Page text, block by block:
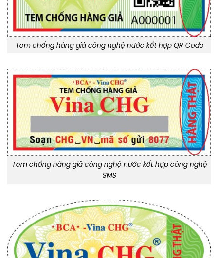
Tem chống hàng giả công nghệ nước kết hợp QR Code
Tem chống hàng giả công nghệ nước kết hợp công nghệ
SMS